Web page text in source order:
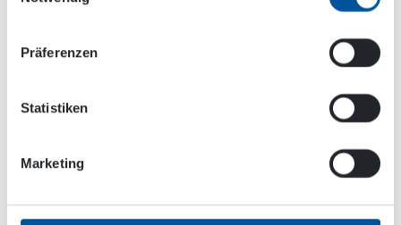
Präferenzen
Statistiken
Marketing
Nachname